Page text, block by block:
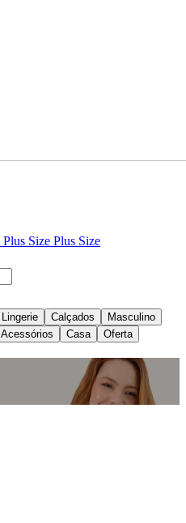
Plus Size Plus Size
Lingerie Calçados
Masculino
Acessórios Casa Oferta